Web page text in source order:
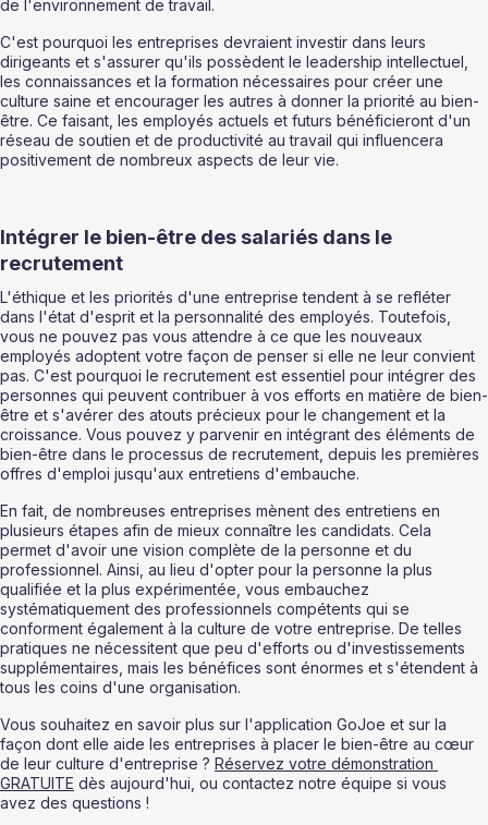
de l'environnement de travail.
C'est pourquoi les entreprises devraient investir dans leurs
dirigeants et s'assurer qu'ils possèdent le leadership intellectuel,
les connaissances et la formation nécessaires pour créer une
culture saine et encourager les autres à donner la priorité au bien-
être. Ce faisant, les employés actuels et futurs bénéficieront d'un
réseau de soutien et de productivité au travail qui influencera
positivement de nombreux aspects de leur vie.
Intégrer le bien-être des salariés dans le
recrutement
L'éthique et les priorités d'une entreprise tendent à se refléter
dans l'état d'esprit et la personnalité des employés. Toutefois,
vous ne pouvez pas vous attendre à ce que les nouveaux
employés adoptent votre façon de penser si elle ne leur convient
pas. C'est pourquoi le recrutement est essentiel pour intégrer des
personnes qui peuvent contribuer à vos efforts en matière de bien-
être et s'avérer des atouts précieux pour le changement et la
croissance. Vous pouvez y parvenir en intégrant des éléments de
bien-être dans le processus de recrutement, depuis les premières
offres d'emploi jusqu'aux entretiens d'embauche.
En fait, de nombreuses entreprises mènent des entretiens en
plusieurs étapes afin de mieux connaître les candidats. Cela
permet d'avoir une vision complète de la personne et du
professionnel. Ainsi, au lieu d'opter pour la personne la plus
qualifiée et la plus expérimentée, vous embauchez
systématiquement des professionnels compétents qui se
conforment également à la culture de votre entreprise. De telles
pratiques ne nécessitent que peu d'efforts ou d'investissements
supplémentaires, mais les bénéfices sont énormes et s'étendent à
tous les coins d'une organisation.
Vous souhaitez en savoir plus sur l'application GoJoe et sur la
façon dont elle aide les entreprises à placer le bien-être au cœur
de leur culture d'entreprise ? Réservez votre démonstration
GRATUITE dès aujourd'hui, ou contactez notre équipe si vous
avez des questions !